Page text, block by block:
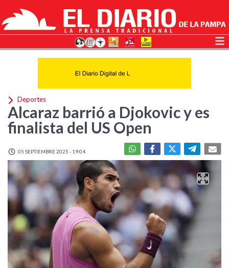
Deportes
Alcaraz barrió a Djokovic y es
finalista del US Open
05 SEPTIEMBRE 2025 - 19:04